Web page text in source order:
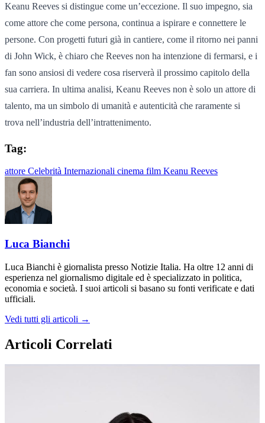
Keanu Reeves si distingue come un’eccezione. Il suo impegno, sia
come attore che come persona, continua a ispirare e connettere le
persone. Con progetti futuri già in cantiere, come il ritorno nei panni
di John Wick, è chiaro che Reeves non ha intenzione di fermarsi, e i
fan sono ansiosi di vedere cosa riserverà il prossimo capitolo della
sua carriera. In ultima analisi, Keanu Reeves non è solo un attore di
talento, ma un simbolo di umanità e autenticità che raramente si
trova nell’industria dell’intrattenimento.
Tag:
attore Celebrità Internazionali cinema film Keanu Reeves
Luca Bianchi
Luca Bianchi è giornalista presso Notizie Italia. Ha oltre 12 anni di
esperienza nel giornalismo digitale ed è specializzato in politica,
economia e società. I suoi articoli si basano su fonti verificate e dati
ufficiali.
Vedi tutti gli articoli →
Articoli Correlati